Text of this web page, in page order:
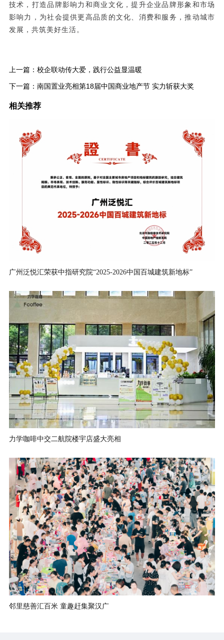
技术，打造品牌影响力和商业文化，提升企业品牌形象和市场
影响力，为社会提供更高品质的文化、消费和服务，推动城市
发展，共筑美好生活。
上一篇： 校企联动传大爱，践行公益显温暖
下一篇： 南国置业亮相第18届中国商业地产节 实力斩获大奖
相关推荐
广州泛悦汇荣获中指研究院“2025-2026中国百城建筑新地标”
力学咖啡中交二航院楼宇店盛大亮相
邻里慈善汇百米 童趣赶集聚汉广